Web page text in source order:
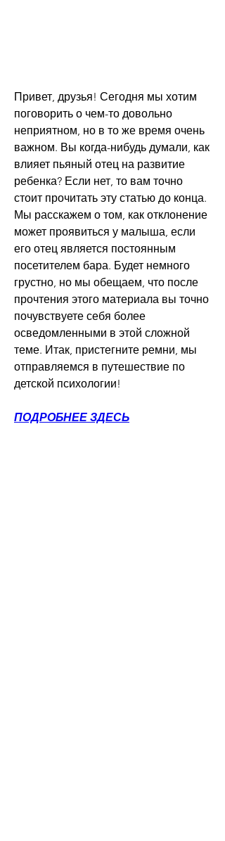
Привет, друзья! Сегодня мы хотим
поговорить о чем-то довольно
неприятном, но в то же время очень
важном. Вы когда-нибудь думали, как
влияет пьяный отец на развитие
ребенка? Если нет, то вам точно
стоит прочитать эту статью до конца.
Мы расскажем о том, как отклонение
может проявиться у малыша, если
его отец является постоянным
посетителем бара. Будет немного
грустно, но мы обещаем, что после
прочтения этого материала вы точно
почувствуете себя более
осведомленными в этой сложной
теме. Итак, пристегните ремни, мы
отправляемся в путешествие по
детской психологии!
ПОДРОБНЕЕ ЗДЕСЬ